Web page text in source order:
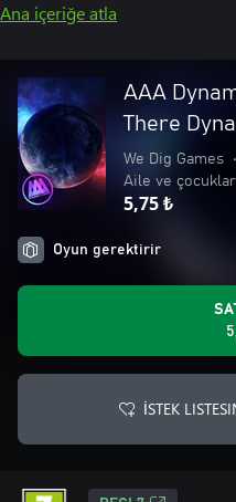
Ana içeriğe atla
AAA
There
We Dig Games •
Aile ve çocuklar
5,75 ₺
Oyun gerektirir
İSTEK